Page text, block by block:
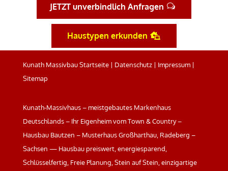
JETZT unverbindlich Anfragen
Haustypen erkunden
Kunath Massivbau Startseite| Datenschutz| Impressum|
Sitemap
Kunath-Massivhaus – meistgebautes Markenhaus
Deutschlands – Ihr Eigenheim vom Town & Country –
Hausbau Bautzen – Musterhaus Großharthau, Radeberg –
Sachsen — Hausbau preiswert, energiesparend,
Schlüsselfertig, Freie Planung, Stein auf Stein, einzigartige